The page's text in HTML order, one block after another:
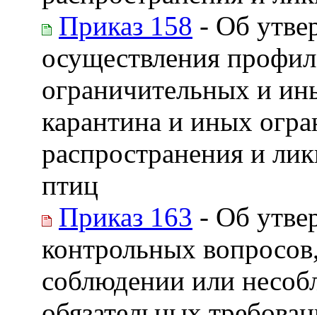
Приказ 158 - Об
осуществления
ограничительных и
карантина и иных
распространения и
птиц
Приказ 163 - Об
контрольных
соблюдении или